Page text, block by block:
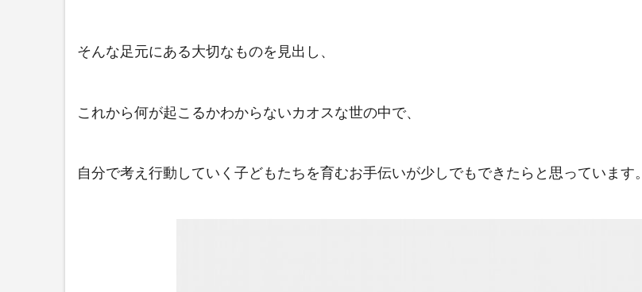
そんな足元にある大切なものを見出し、
これから何が起こるかわからないカオスな世の中で、
自分で考え行動していく子どもたちを育むお手伝いが少しでもできたらと思っています。